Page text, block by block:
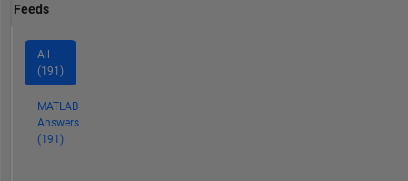
Feeds
All
(191)
MATLAB
Answers
(191)